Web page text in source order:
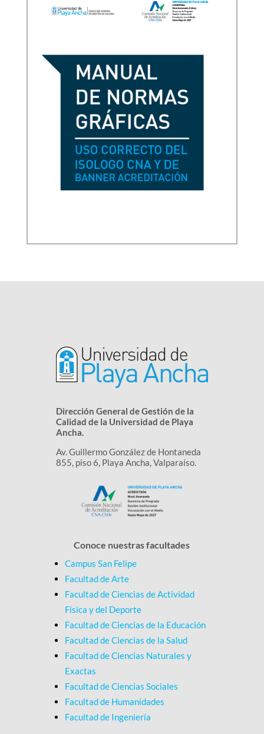
Dirección General de Gestión de la
Calidad de la Universidad de Playa
Ancha.
Av. Guillermo González de Hontaneda
855, piso 6, Playa Ancha, Valparaíso.
Conoce nuestras facultades
Campus San Felipe
Facultad de Arte
Facultad de Ciencias de Actividad
Física y del Deporte
Facultad de Ciencias de la Educación
Facultad de Ciencias de la Salud
Facultad de Ciencias Naturales y
Exactas
Facultad de Ciencias Sociales
Facultad de Humanidades
Facultad de Ingeniería